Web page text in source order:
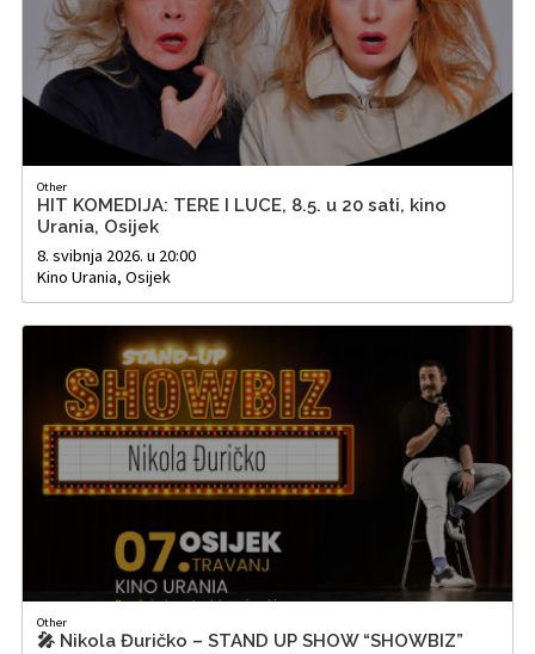
Other
HIT KOMEDIJA: TERE I LUCE, 8.5. u 20 sati, kino
Urania, Osijek
8. svibnja 2026. u 20:00
Kino Urania, Osijek
Other
🎤 Nikola Đuričko – STAND UP SHOW “SHOWBIZ”